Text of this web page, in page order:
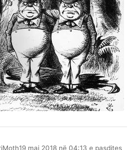
19 maj 2018 në 04:13 e pasdites